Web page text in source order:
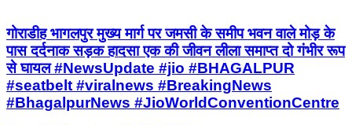
गोराडीह भागलपुर मुख्य मार्ग पर जमसी के समीप भवन वाले मोड़ के
पास दर्दनाक सड़क हादसा एक की जीवन लीला समाप्त दो गंभीर रूप
से घायल #NewsUpdate #jio #BHAGALPUR
#seatbelt #viralnews #BreakingNews
#BhagalpurNews #JioWorldConventionCentre